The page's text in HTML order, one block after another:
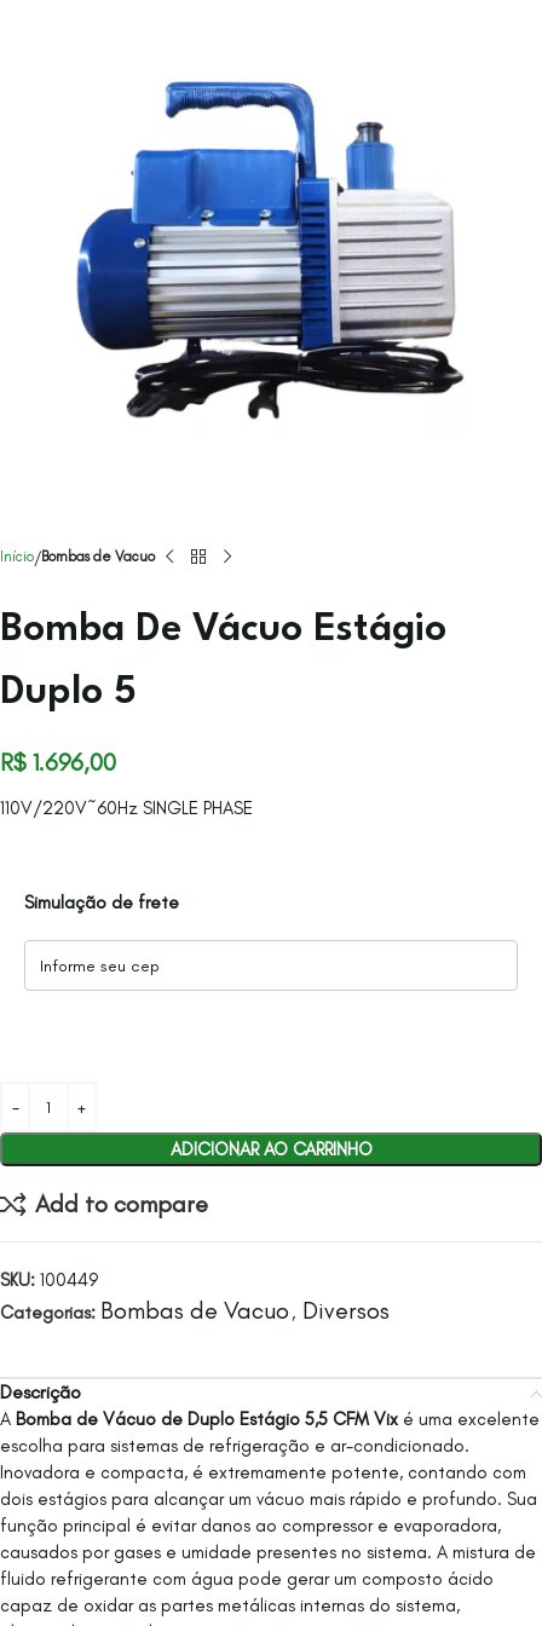
Início Bombas de Vacuo
Bomba De Vácuo Estágio
Duplo 5
R$ 1.696,00
110V/220V~60Hz SINGLE PHASE
Simulação de frete
ADICIONAR AO CARRINHO
Add to compare
SKU: 100449
Categorias: Bombas de Vacuo , Diversos
Descrição
A Bomba de Vácuo de Duplo Estágio 5,5 CFM Vix é uma excelente
escolha para sistemas de refrigeração e ar-condicionado.
Inovadora e compacta, é extremamente potente, contando com
dois estágios para alcançar um vácuo mais rápido e profundo. Sua
função principal é evitar danos ao compressor e evaporadora,
causados por gases e umidade presentes no sistema. A mistura de
fluido refrigerante com água pode gerar um composto ácido
capaz de oxidar as partes metálicas internas do sistema,